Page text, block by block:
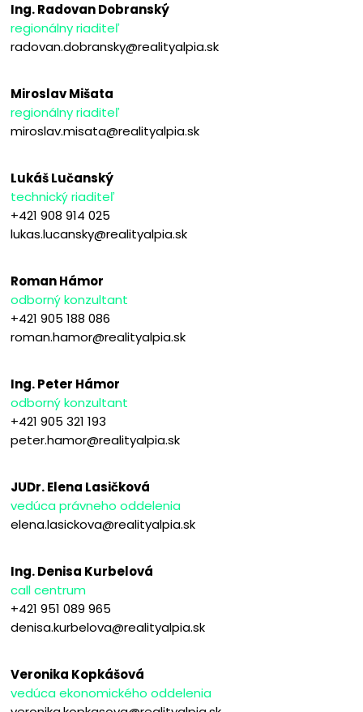
Ing. Radovan Dobranský
regionálny riaditeľ
radovan.dobransky@realityalpia.sk
Miroslav Mišata
regionálny riaditeľ
miroslav.misata@realityalpia.sk
Lukáš Lučanský
technický riaditeľ
+421 908 914 025
lukas.lucansky@realityalpia.sk
Roman Hámor
odborný konzultant
+421 905 188 086
roman.hamor@realityalpia.sk
Ing. Peter Hámor
odborný konzultant
+421 905 321 193
peter.hamor@realityalpia.sk
JUDr. Elena Lasičková
vedúca právneho oddelenia
elena.lasickova@realityalpia.sk
Ing. Denisa Kurbelová
call centrum
+421 951 089 965
denisa.kurbelova@realityalpia.sk
Veronika Kopkášová
vedúca ekonomického oddelenia